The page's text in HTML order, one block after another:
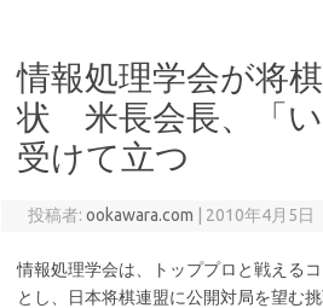
情報処理学会が将
状 米長会長、「い
受けて立つ
投稿者: ookawara.com 2010年4月5日
情報処理学会は、トッププロと戦える
とし、日本将棋連盟に公開対局を望む